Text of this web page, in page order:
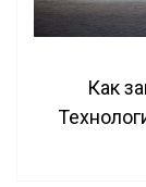
Как